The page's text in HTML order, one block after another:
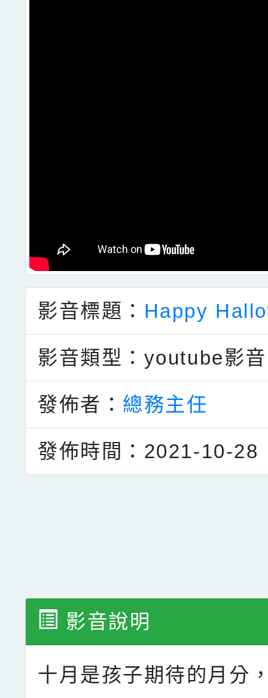
影音標題： Happy
影音類型：youtube影音
發佈者： 總務主任
發佈時間：2021-10-28
影音說明
十月是孩子期待的月分